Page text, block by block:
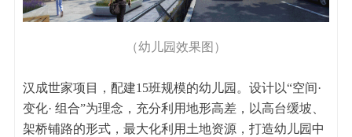
（幼儿园效果图）
汉成世家项目，配建15班规模的幼儿园。设计以“空间·
变化· 组合”为理念，充分利用地形高差，以高台缓坡、
架桥铺路的形式，最大化利用土地资源，打造幼儿园中